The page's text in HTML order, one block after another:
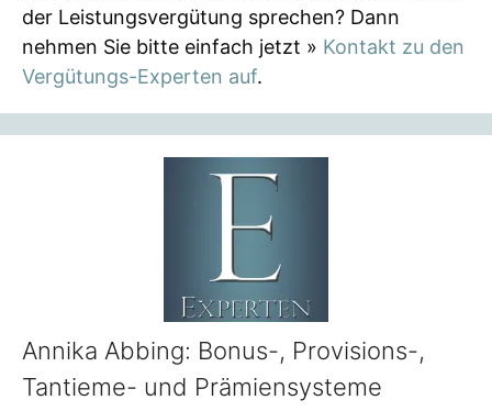
der Leistungsvergütung sprechen? Dann
nehmen Sie bitte einfach jetzt » Kontakt zu den
Vergütungs-Experten auf.
Annika Abbing: Bonus-, Provisions-,
Tantieme- und Prämiensysteme